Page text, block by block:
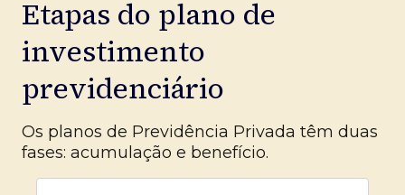
Etapas do plano de
investimento
previdenciário
Os planos de Previdência Privada têm duas
fases: acumulação e benefício.